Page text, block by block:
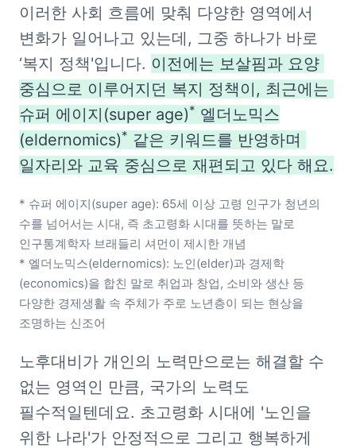
이러한 사회 흐름에 맞춰 다양한 영역에서
변화가 일어나고 있는데, 그중 하나가 바로
‘복지 정책'입니다. 이전에는 보살핌과 요양
중심으로 이루어지던 복지 정책이, 최근에는
슈퍼 에이지(super age)* 엘더노믹스
(eldernomics)* 같은 키워드를 반영하며
일자리와 교육 중심으로 재편되고 있다 해요.
* 슈퍼 에이지(super age): 65세 이상 고령 인구가 청년의
수를 넘어서는 시대, 즉 초고령화 시대를 뜻하는 말로
인구통계학자 브래들리 셔먼이 제시한 개념
* 엘더노믹스(eldernomics): 노인(elder)과 경제학
(economics)을 합친 말로 취업과 창업, 소비와 생산 등
다양한 경제생활 속 주체가 주로 노년층이 되는 현상을
조명하는 신조어
노후대비가 개인의 노력만으로는 해결할 수
없는 영역인 만큼, 국가의 노력도
필수적일텐데요. 초고령화 시대에 '노인을
위한 나라'가 안정적으로 그리고 행복하게